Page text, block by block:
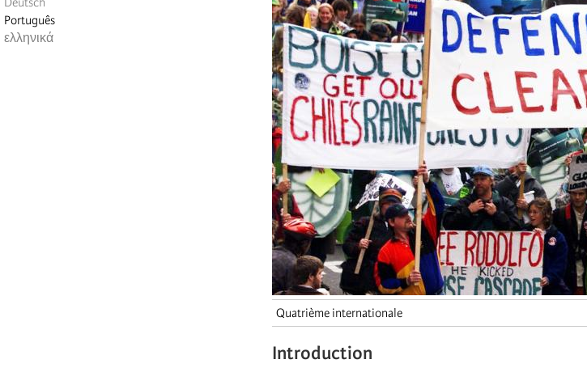
Português
ελληνικά
Quatrième internationale
Introduction